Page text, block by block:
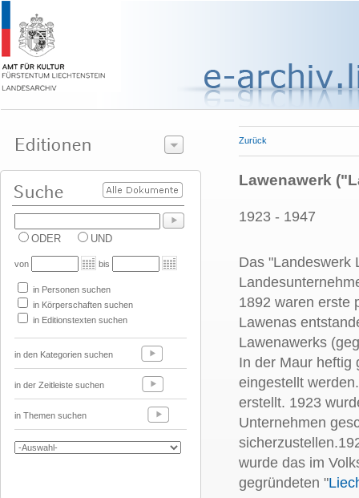
ODER UND
von bis
in Personen suchen
in Körperschaften suchen
in Editionstexten suchen
in den Kategorien suchen
in der Zeitleiste suchen
in Themen suchen
Zurück
Lawenawerk
1923 - 1947
Das "Landeswerk
1892 waren erste
Lawenas
Lawenawerks
In der Maur heftig
eingestellt
erstellt. 1923
Unternehmen
wurde das im
gegründeten "